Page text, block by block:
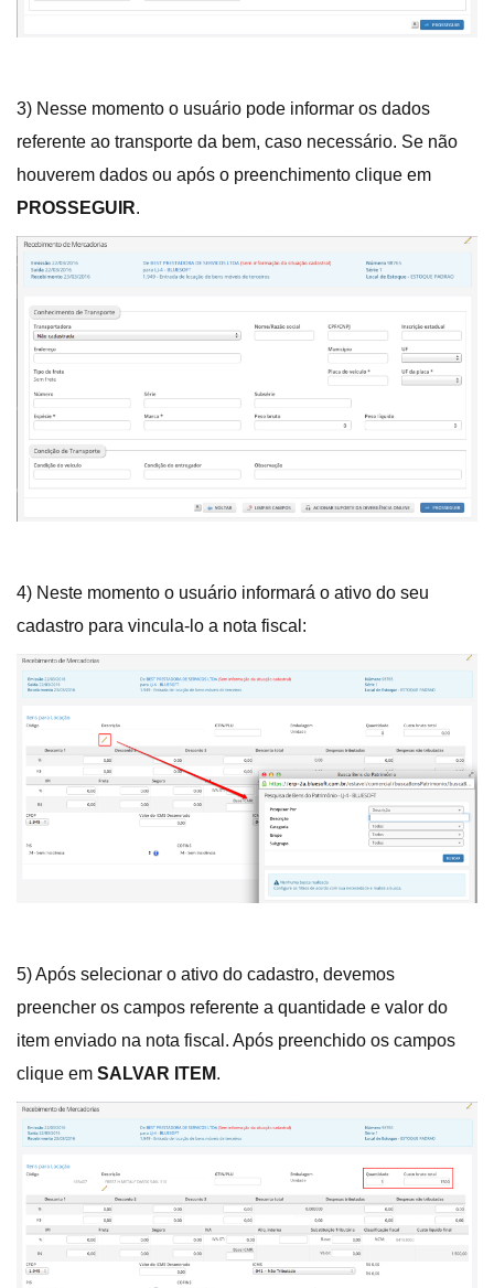
3) Nesse momento o usuário pode informar os dados
referente ao transporte da bem, caso necessário. Se não
houverem dados ou após o preenchimento clique em
PROSSEGUIR.
4) Neste momento o usuário informará o ativo do seu
cadastro para vincula-lo a nota fiscal:
5) Após selecionar o ativo do cadastro, devemos
preencher os campos referente a quantidade e valor do
item enviado na nota fiscal. Após preenchido os campos
clique em SALVAR ITEM.